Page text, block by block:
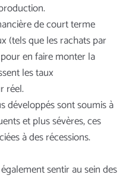
de court terme
(tels que les rachats par
en faire monter la
les taux
réel.
développés sont soumis à
et plus sévères, ces
à des récessions.
sentir au sein des